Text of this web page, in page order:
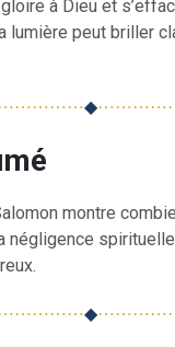
à Dieu et
lumière peut briller
◆
montre
négligence
◆